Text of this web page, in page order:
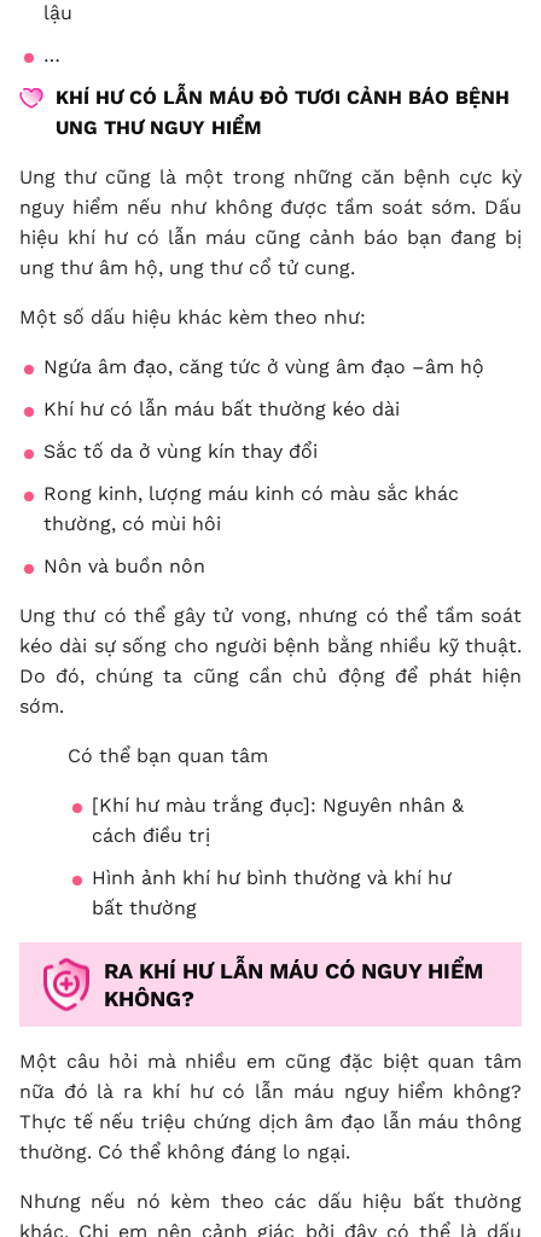
lậu
…
KHÍ HƯ CÓ LẪN MÁU ĐỎ TƯƠI CẢNH BÁO BỆNH
UNG THƯ NGUY HIỂM
Ung thư cũng là một trong những căn bệnh cực kỳ
nguy hiểm nếu như không được tầm soát sớm. Dấu
hiệu khí hư có lẫn máu cũng cảnh báo bạn đang bị
ung thư âm hộ, ung thư cổ tử cung.
Một số dấu hiệu khác kèm theo như:
Ngứa âm đạo, căng tức ở vùng âm đạo –âm hộ
Khí hư có lẫn máu bất thường kéo dài
Sắc tố da ở vùng kín thay đổi
Rong kinh, lượng máu kinh có màu sắc khác
thường, có mùi hôi
Nôn và buồn nôn
Ung thư có thể gây tử vong, nhưng có thể tầm soát
kéo dài sự sống cho người bệnh bằng nhiều kỹ thuật.
Do đó, chúng ta cũng cần chủ động để phát hiện
sớm.
Có thể bạn quan tâm
[Khí hư màu trắng đục]: Nguyên nhân &
cách điều trị
Hình ảnh khí hư bình thường và khí hư
bất thường
RA KHÍ HƯ LẪN MÁU CÓ NGUY HIỂM
KHÔNG?
Một câu hỏi mà nhiều em cũng đặc biệt quan tâm
nữa đó là ra khí hư có lẫn máu nguy hiểm không?
Thực tế nếu triệu chứng dịch âm đạo lẫn máu thông
thường. Có thể không đáng lo ngại.
Nhưng nếu nó kèm theo các dấu hiệu bất thường
khác. Chị em nên cảnh giác bởi đây có thể là dấu